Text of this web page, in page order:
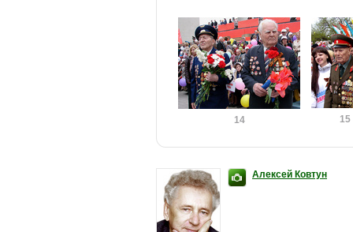
14 15
Алексей Ковтун